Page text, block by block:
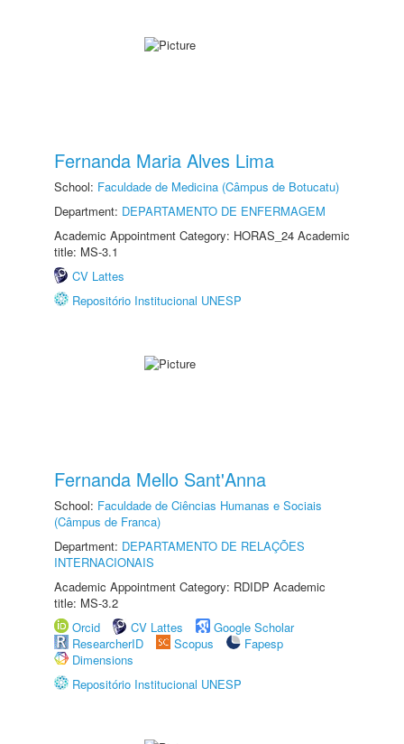
Fernanda Maria Alves Lima
School: Faculdade de Medicina (Câmpus de Botucatu)
Department: DEPARTAMENTO DE ENFERMAGEM
Academic Appointment Category: HORAS_24 Academic
title: MS-3.1
CV Lattes
Repositório Institucional UNESP
Fernanda Mello Sant'Anna
School: Faculdade de Ciências Humanas e Sociais
(Câmpus de Franca)
Department: DEPARTAMENTO DE RELAÇÕES
INTERNACIONAIS
Academic Appointment Category: RDIDP Academic
title: MS-3.2
Orcid
CV Lattes
Google Scholar
ResearcherID
Scopus
Fapesp
Dimensions
Repositório Institucional UNESP